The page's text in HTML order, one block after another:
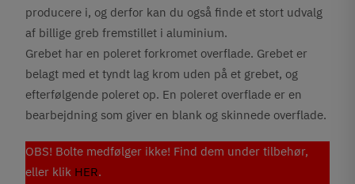
producere i, og derfor kan du også finde et stort udvalg
af billige greb fremstillet i aluminium.
Grebet har en poleret forkromet overflade. Grebet er
belagt med et tyndt lag krom uden på et grebet, og
efterfølgende poleret op. En poleret overflade er en
bearbejdning som giver en blank og skinnede overflade.
OBS! Bolte medfølger ikke! Find dem under tilbehør,
eller klik HER.